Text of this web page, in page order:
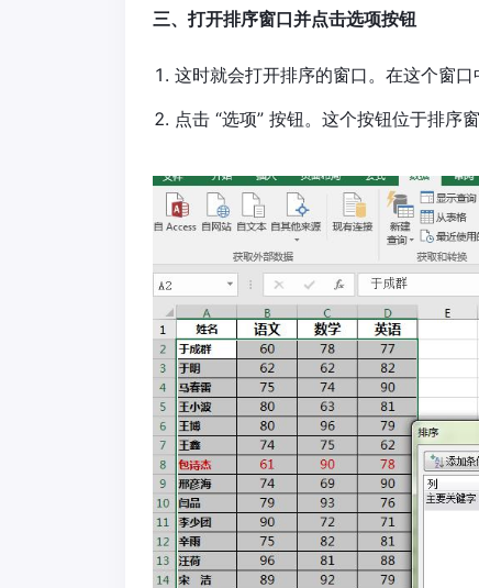
三、打开排序窗口并点击选项按钮
这时就会打开排序的窗口。在这个窗
点击 “选项” 按钮。这个按钮位于排序